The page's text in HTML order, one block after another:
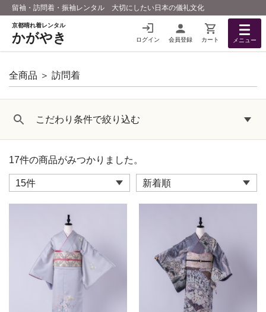
留袖・訪問着・振袖レンタル 大切にしたい日本の儀礼文化
京都晴れ着レンタル
かがやき ログイン 会員登録 カート メニュー
全商品 ＞ 訪問着
こだわり条件で絞り込む
17件の商品がみつかりました。